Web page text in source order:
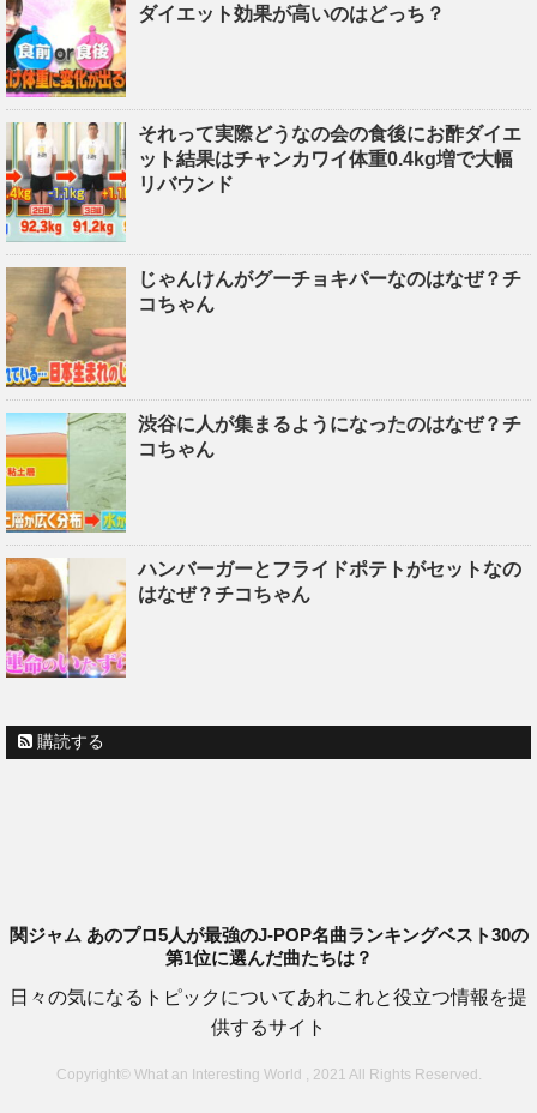
ダイエット効果が高いのはどっち？
それって実際どうなの会の食後にお酢ダイエ
ット結果はチャンカワイ体重0.4kg増で大幅
リバウンド
じゃんけんがグーチョキパーなのはなぜ？チ
コちゃん
渋谷に人が集まるようになったのはなぜ？チ
コちゃん
ハンバーガーとフライドポテトがセットなの
はなぜ？チコちゃん
購読する
関ジャム あのプロ5人が最強のJ-POP名曲ランキングベスト30の
第1位に選んだ曲たちは？
日々の気になるトピックについてあれこれと役立つ情報を提
供するサイト
Copyright© What an Interesting World , 2021 All Rights Reserved.